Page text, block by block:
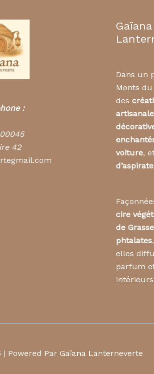
:
42
Gaïana
Dans un
Monts
des
voiture,
cire
de Grasse
phtalates,
elles
parfum
Powered Par Gaïana Lanterneverte